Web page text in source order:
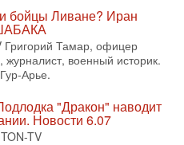
МИГДАЛЬ, эксперт
запаса
Израиля, автор
- НОВОСТИ
Трамп заявил о
о полном
группировок в
бойцы Ливане? Иран
Григорий Тамар, офицер
журналист, военный историк.
Арье.
"Дракон" наводит
Новости 6.07
TV